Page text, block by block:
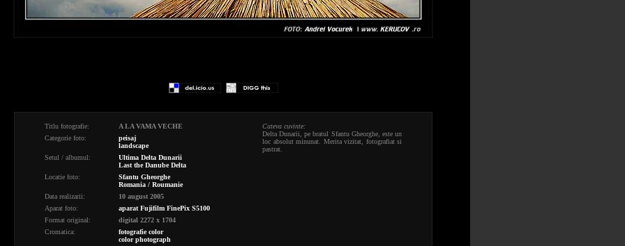
Titlu fotografie: A LA VAMA VECHE
Cateva cuvinte:
Delta Dunarii, pe bratul Sfantu Gheorghe, este un
loc absolut minunat. Merita vizitat, fotografiat si
pastrat.
Categorie foto:
peisaj
landscape
Setul / albumul:
Ultima Delta Dunarii
Last the Danube Delta
Locatie foto:
Sfantu Gheorghe
Romania / Roumanie
Data realizarii:
10 august 2005
Aparat foto:
aparat Fujifilm FinePix S5100
Format original:
digital 2272 x 1704
Cromatica:
fotografie color
color photograph